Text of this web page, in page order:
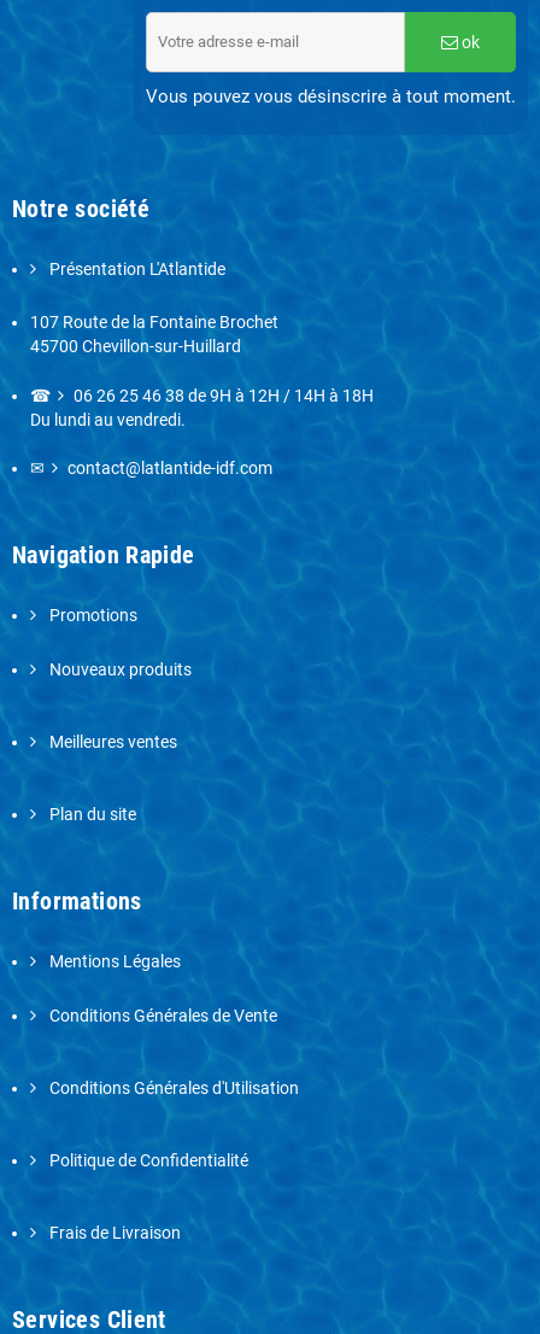
ok
Vous pouvez vous désinscrire à tout moment.
Notre société
Présentation L'Atlantide
107 Route de la Fontaine Brochet
45700 Chevillon-sur-Huillard
☎ 06 26 25 46 38 de 9H à 12H / 14H à 18H
Du lundi au vendredi.
✉ contact@latlantide-idf.com
Navigation Rapide
Promotions
Nouveaux produits
Meilleures ventes
Plan du site
Informations
Mentions Légales
Conditions Générales de Vente
Conditions Générales d'Utilisation
Politique de Confidentialité
Frais de Livraison
Services Client